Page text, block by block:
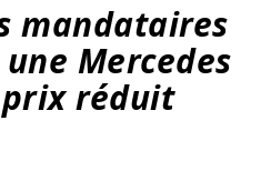
mandataires
Mercedes
prix réduit